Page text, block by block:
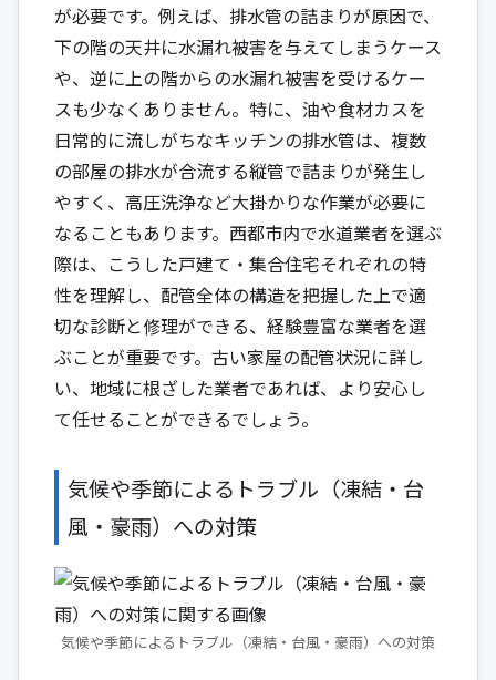
が必要です。例えば、排水管の詰まりが原因で、
下の階の天井に水漏れ被害を与えてしまうケース
や、逆に上の階からの水漏れ被害を受けるケー
スも少なくありません。特に、油や食材カスを
日常的に流しがちなキッチンの排水管は、複数
の部屋の排水が合流する縦管で詰まりが発生し
やすく、高圧洗浄など大掛かりな作業が必要に
なることもあります。西都市内で水道業者を選ぶ
際は、こうした戸建て・集合住宅それぞれの特
性を理解し、配管全体の構造を把握した上で適
切な診断と修理ができる、経験豊富な業者を選
ぶことが重要です。古い家屋の配管状況に詳し
い、地域に根ざした業者であれば、より安心し
て任せることができるでしょう。
気候や季節によるトラブル（凍結・台
風・豪雨）への対策
気候や季節によるトラブル（凍結・台風・豪雨）への対策